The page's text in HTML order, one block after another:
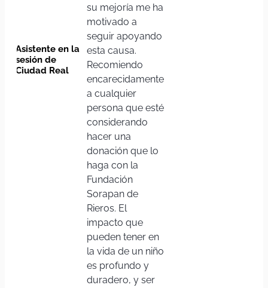
Asistente en la
sesión de
Ciudad Real
su mejoría me ha
motivado a
seguir apoyando
esta causa.
Recomiendo
encarecidamente
a cualquier
persona que esté
considerando
hacer una
donación que lo
haga con la
Fundación
Sorapan de
Rieros. El
impacto que
pueden tener en
la vida de un niño
es profundo y
duradero, y ser